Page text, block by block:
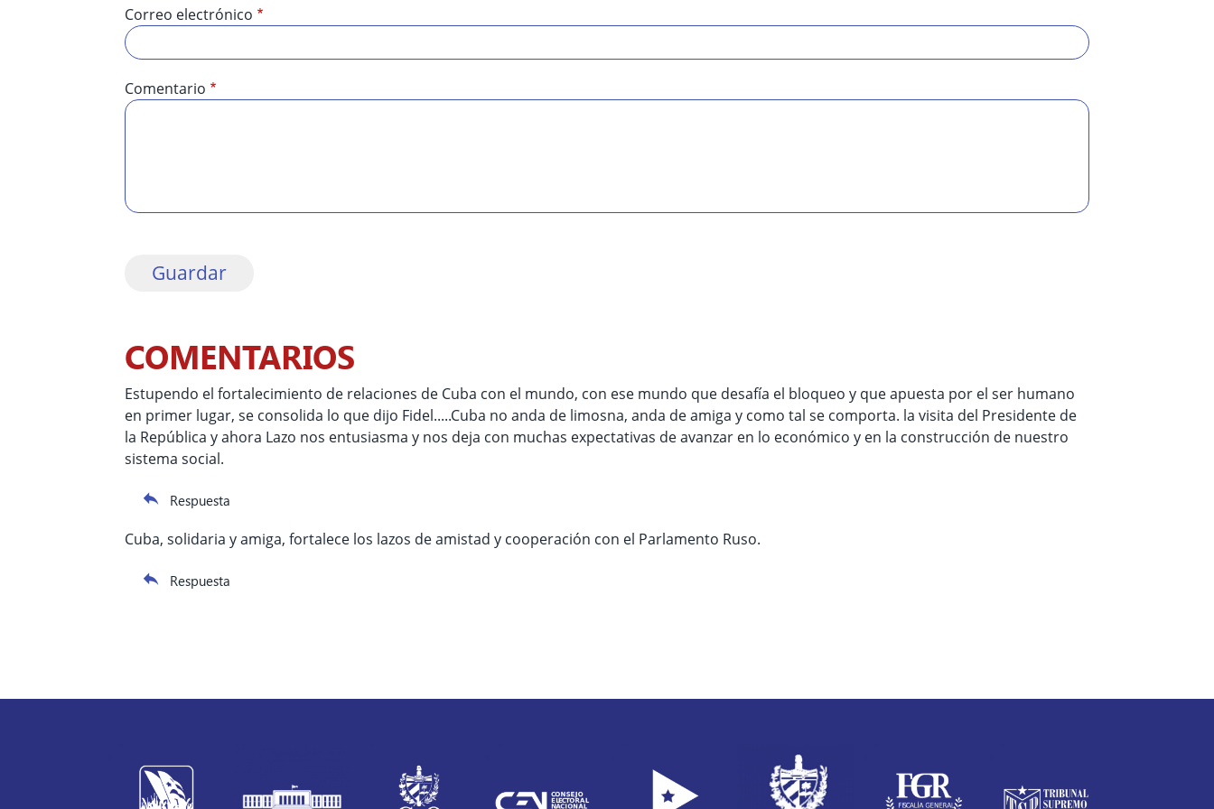
Correo electrónico
Comentario
COMENTARIOS
Estupendo el fortalecimiento de relaciones de Cuba con el mundo, con ese mundo que desafía el bloqueo y que apuesta por el ser humano
en primer lugar, se consolida lo que dijo Fidel.....Cuba no anda de limosna, anda de amiga y como tal se comporta. la visita del Presidente de
la República y ahora Lazo nos entusiasma y nos deja con muchas expectativas de avanzar en lo económico y en la construcción de nuestro
sistema social.
Respuesta
Cuba, solidaria y amiga, fortalece los lazos de amistad y cooperación con el Parlamento Ruso.
Respuesta